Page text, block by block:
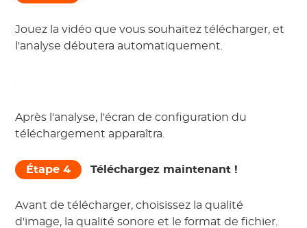
Jouez la vidéo que vous souhaitez télécharger, et
l'analyse débutera automatiquement.
Après l'analyse, l'écran de configuration du
téléchargement apparaîtra.
Étape 4 Téléchargez maintenant !
Avant de télécharger, choisissez la qualité
d'image, la qualité sonore et le format de fichier.